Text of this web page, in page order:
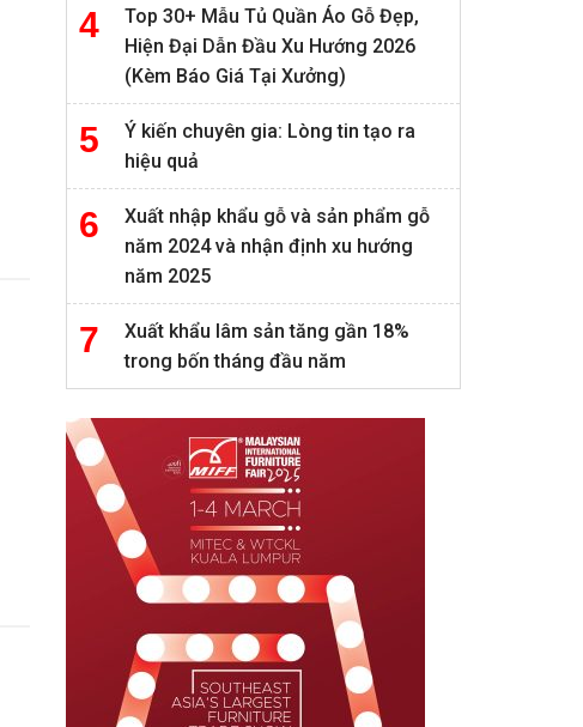
Top 30+ Mẫu Tủ Quần Áo Gỗ Đẹp,
Hiện Đại Dẫn Đầu Xu Hướng 2026
(Kèm Báo Giá Tại Xưởng)
Ý kiến chuyên gia: Lòng tin tạo ra
hiệu quả
Xuất nhập khẩu gỗ và sản phẩm gỗ
năm 2024 và nhận định xu hướng
năm 2025
Xuất khẩu lâm sản tăng gần 18%
trong bốn tháng đầu năm